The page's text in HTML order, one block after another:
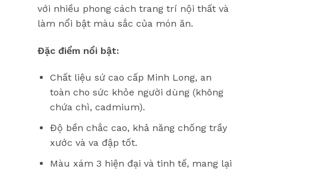
với nhiều phong cách trang trí nội thất và
làm nổi bật màu sắc của món ăn.
Đặc điểm nổi bật:
Chất liệu sứ cao cấp Minh Long, an
toàn cho sức khỏe người dùng (không
chứa chì, cadmium).
Độ bền chắc cao, khả năng chống trầy
xước và va đập tốt.
Màu xám 3 hiện đại và tinh tế, mang lại